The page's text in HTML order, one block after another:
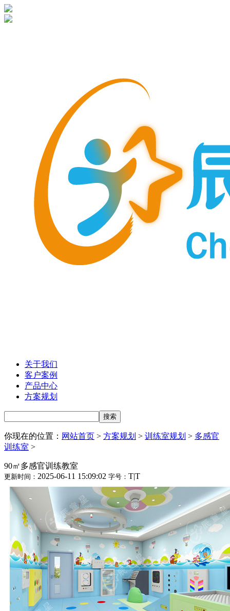
关于我们
客户案例
产品中心
方案规划
你现在的位置： 网站首页 > 方案规划 > 训练室规划 > 多感官
训练室 >
90㎡多感官训练教室
更新时间： 2025-06-11 15:09:02 字号： T|T